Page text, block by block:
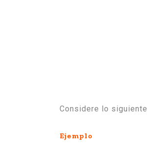
Considere lo
Ejemplo